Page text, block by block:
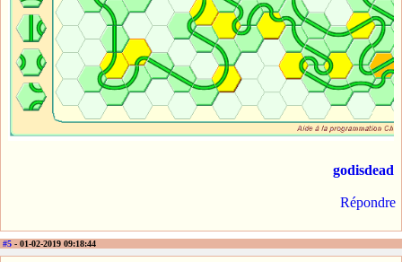
godisdead
Répondre
#5 - 01-02-2019 09:18:44